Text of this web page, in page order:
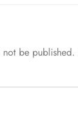
be published.